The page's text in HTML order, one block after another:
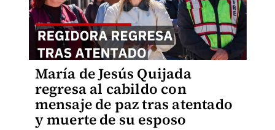
María de Jesús Quijada
regresa al cabildo con
mensaje de paz tras atentado
y muerte de su esposo